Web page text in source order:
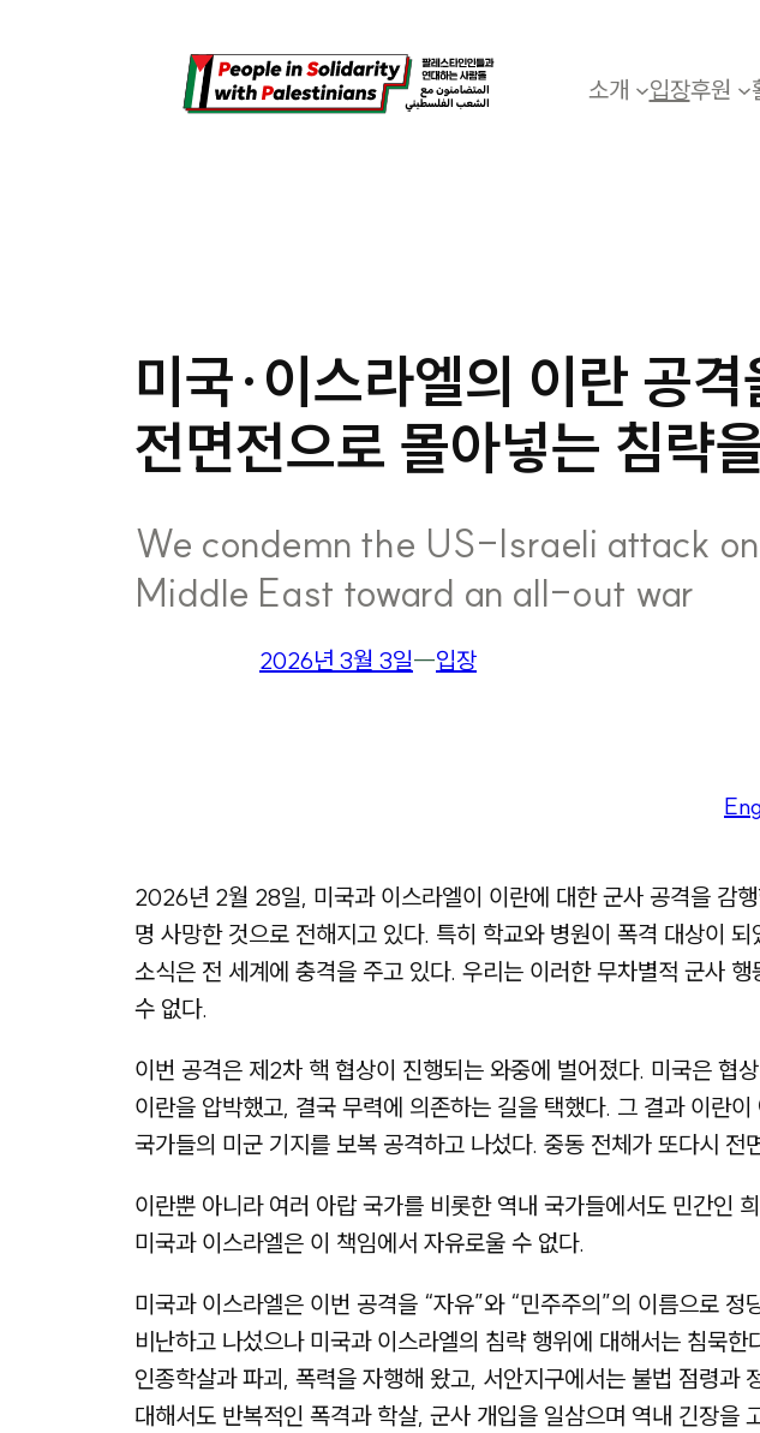
소개 입장후원
미국·이스라엘의 이란 공
전면전으로 몰아넣는 침략
We condemn the US-Israeli attack
Middle East toward an all-out war
2026년 3월 3일―입장
2026년 2월 28일, 미국과 이스라엘이 이란에 대한 군사 공격을 감
명 사망한 것으로 전해지고 있다. 특히 학교와 병원이 폭격 대상이
소식은 전 세계에 충격을 주고 있다. 우리는 이러한 무차별적 군사
수 없다.
이번 공격은 제2차 핵 협상이 진행되는 와중에 벌어졌다. 미국은
이란을 압박했고, 결국 무력에 의존하는 길을 택했다. 그 결과 이란
국가들의 미군 기지를 보복 공격하고 나섰다. 중동 전체가 또다시 전
이란뿐 아니라 여러 아랍 국가를 비롯한 역내 국가들에서도 민간인
미국과 이스라엘은 이 책임에서 자유로울 수 없다.
미국과 이스라엘은 이번 공격을 “자유”와 “민주주의”의 이름으로
비난하고 나섰으나 미국과 이스라엘의 침략 행위에 대해서는 침묵
인종학살과 파괴, 폭력을 자행해 왔고, 서안지구에서는 불법 점령과
대해서도 반복적인 폭격과 학살, 군사 개입을 일삼으며 역내 긴장